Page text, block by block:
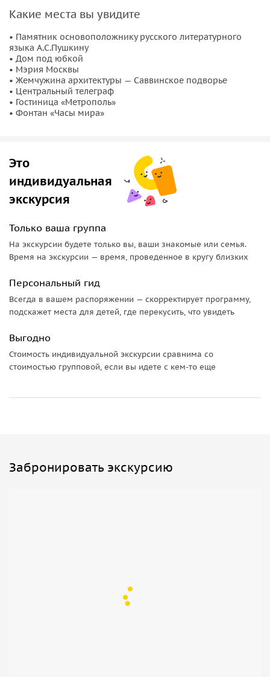
загадки, небольшой квест исувениры ручной работы!
Какие места вы увидите
• Памятник основоположнику русского литературного
языка А.С.Пушкину
• Дом под юбкой
• Мэрия Москвы
• Жемчужина архитектуры — Саввинское подворье
• Центральный телеграф
• Гостиница «Метрополь»
• Фонтан «Часы мира»
Это
индивидуальная
экскурсия
Только ваша группа
На экскурсии будете только вы, ваши знакомые или семья.
Время на экскурсии — время, проведенное в кругу близких
Персональный гид
Всегда в вашем распоряжении — скорректирует программу,
подскажет места для детей, где перекусить, что увидеть
Выгодно
Стоимость индивидуальной экскурсии сравнима со
стоимостью групповой, если вы идете с кем-то еще
Забронировать экскурсию